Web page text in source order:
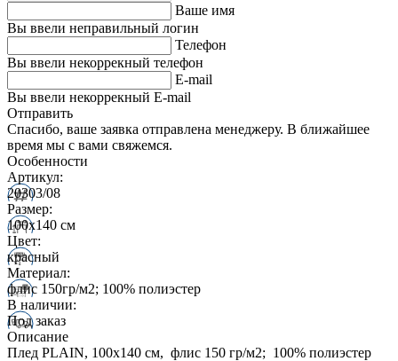
Ваше имя
Вы ввели неправильный логин
Телефон
Вы ввели некоррекный телефон
E-mail
Вы ввели некоррекный E-mail
Отправить
Спасибо, ваше заявка отправлена менеджеру. В ближайшее
время мы с вами свяжемся.
Особенности
Артикул:
20303/08
Размер:
100х140 см
Цвет:
красный
Материал:
флис 150гр/м2; 100% полиэстер
В наличии:
Под заказ
Описание
Плед PLAIN, 100х140 см, флис 150 гр/м2; 100% полиэстер